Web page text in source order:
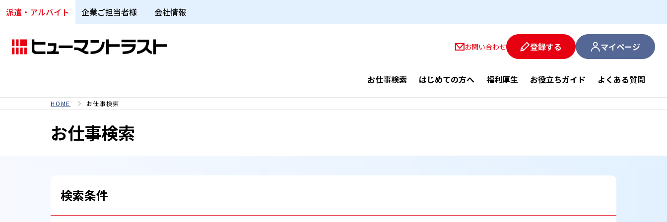
派遣・アルバイト 企業ご担当者様 会社情報
お問い合わせ 登録する マイページ
お仕事検索 はじめての方へ 福利厚生 お役立ちガイド よくある質問
HOME お仕事検索
お仕事検索
検索条件